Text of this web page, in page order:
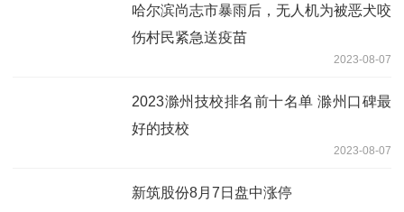
哈尔滨尚志市暴雨后，无人机为被恶犬咬
伤村民紧急送疫苗
2023-08-07
2023滁州技校排名前十名单 滁州口碑最
好的技校
2023-08-07
新筑股份8月7日盘中涨停